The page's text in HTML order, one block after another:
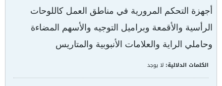
أجهزة التحكم المرورية في مناطق العمل كاللوحات
الرأسية والأقمعة وبراميل التوجيه والأسهم المضاءة
وحاملي الراية والعلامات الأنبوبية والمتاريس
الكلمات الدلالية: لا يوجد